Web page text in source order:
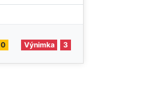
0 Výnimka 3